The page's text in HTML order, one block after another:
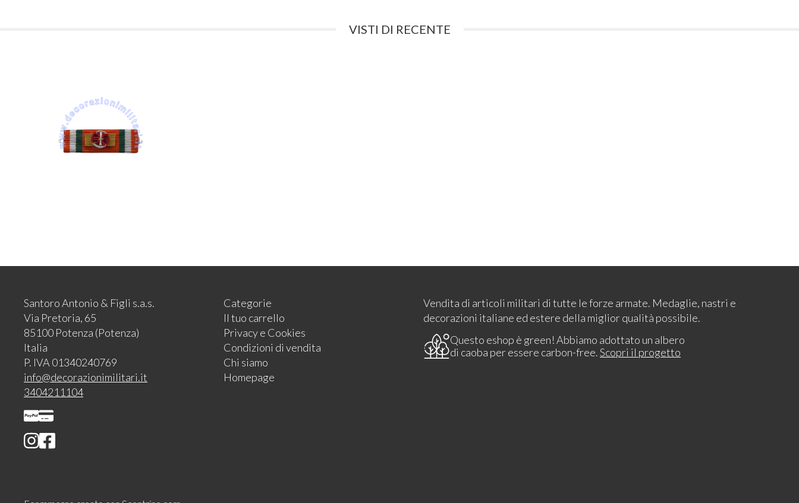
VISTI DI RECENTE
Santoro Antonio & Figli s.a.s.
Via Pretoria, 65
85100 Potenza (Potenza)
Italia
P. IVA 01340240769
info@decorazionimilitari.it
3404211104
Categorie
Il tuo carrello
Privacy e Cookies
Condizioni di vendita
Chi siamo
Homepage
Vendita di articoli militari di tutte le forze armate. Medaglie, nastri e
decorazioni italiane ed estere della miglior qualità possibile.
Questo eshop è green! Abbiamo adottato un albero
di caoba per essere carbon-free.Scopri il progetto